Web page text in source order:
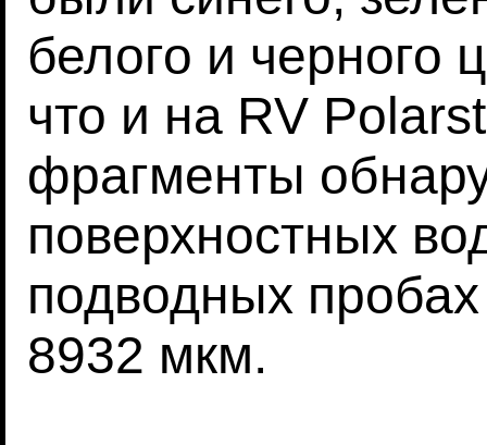
белого и черного
что и на RV
фрагменты
поверхностных
подводных
8932 мкм.